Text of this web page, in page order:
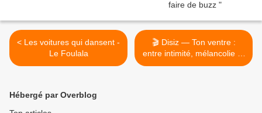
< Les voitures qui dansent -
Le Foulala
🎬 Disiz — Ton ventre :
entre intimité, mélancolie et
séduction >
Hébergé par Overblog